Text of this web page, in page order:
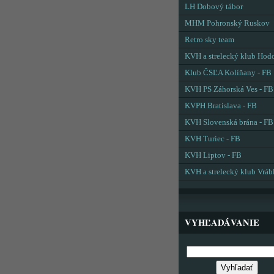
LH Dobový tábor
MHM Pohronský Ruskov
Retro sky team
KVH a strelecký klub
Klub ČSĽA Kolíňany - FB
KVH PS Záhorská Ves - FB
KVPH Bratislava - FB
KVH Slovenská brána - FB
KVH Turiec - FB
KVH Liptov - FB
KVH a strelecký klub
VYHĽADÁVANIE